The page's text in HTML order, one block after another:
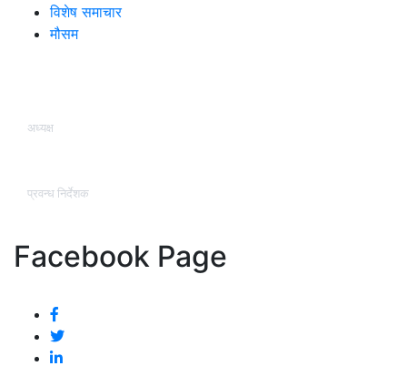
विशेष समाचार
मौसम
अध्यक्ष
प्रवन्ध निर्देशक
Facebook Page